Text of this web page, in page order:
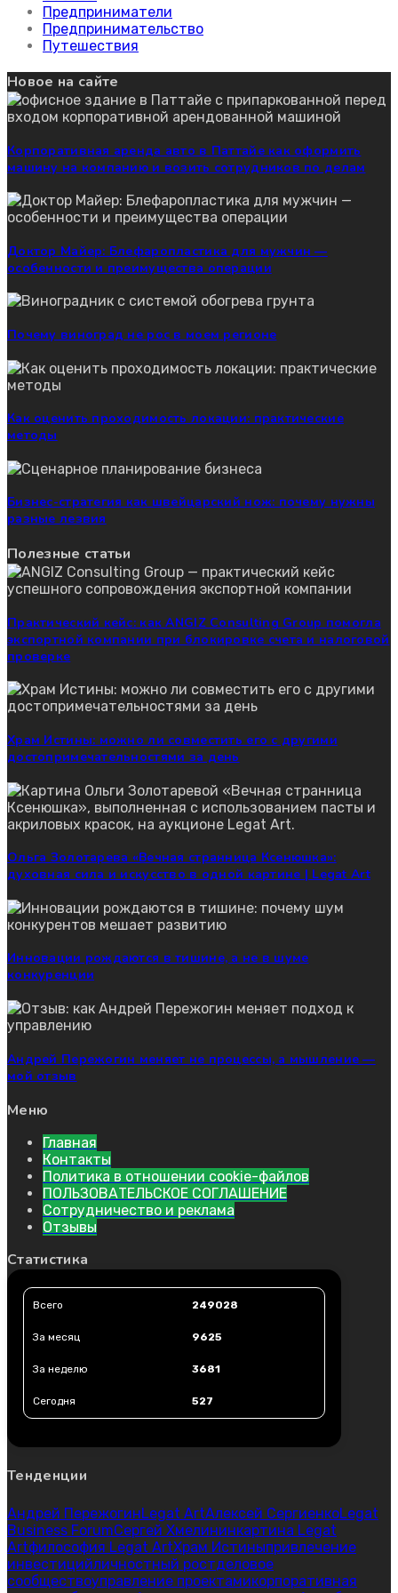
Предприниматели
Предпринимательство
Путешествия
Новое на сайте
Корпоративная аренда авто в Паттайе как оформить
машину на компанию и возить сотрудников по делам
Доктор Майер: Блефаропластика для мужчин —
особенности и преимущества операции
Почему виноград не рос в моем регионе
Как оценить проходимость локации: практические
методы
Бизнес-стратегия как швейцарский нож: почему нужны
разные лезвия
Полезные статьи
Практический кейс: как ANGIZ Consulting Group помогла
экспортной компании при блокировке счета и налоговой
проверке
Храм Истины: можно ли совместить его с другими
достопримечательностями за день
Ольга Золотарева «Вечная странница Ксенюшка»:
духовная сила и искусство в одной картине | Legat Art
Инновации рождаются в тишине, а не в шуме
конкуренции
Андрей Пережогин меняет не процессы, а мышление —
мой отзыв
Меню
Главная
Контакты
Политика в отношении cookie-файлов
ПОЛЬЗОВАТЕЛЬСКОЕ СОГЛАШЕНИЕ
Сотрудничество и реклама
Отзывы
Статистика
Всего 249028
За месяц 9625
За неделю 3681
Сегодня 527
Тенденции
Андрей ПережогинLegat ArtАлексей СергиенкоLegat
Business ForumСергей Хмелининкартина Legat
Artфилософия Legat ArtХрам Истиныпривлечение
инвестицийличностный ростделовое
сообществоуправление проектамикорпоративная